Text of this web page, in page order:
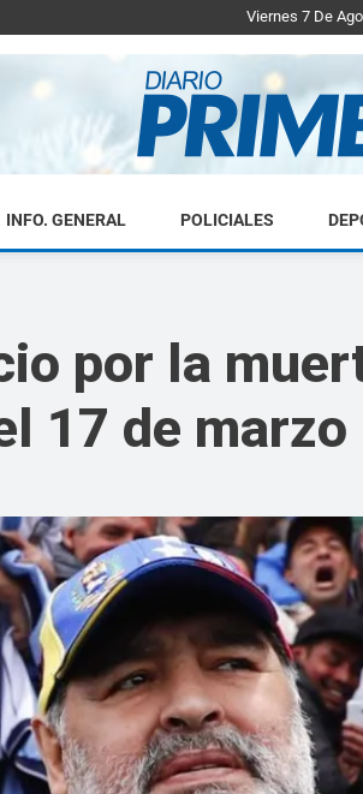
Viernes 7 De
INFO. GENERAL POLICIALES
por la
17 de marzo